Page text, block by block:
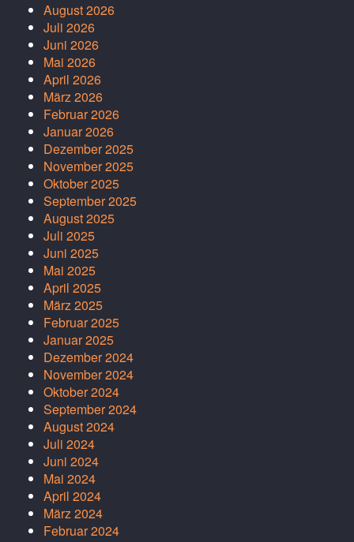
August 2026
Juli 2026
Juni 2026
Mai 2026
April 2026
März 2026
Februar 2026
Januar 2026
Dezember 2025
November 2025
Oktober 2025
September 2025
August 2025
Juli 2025
Juni 2025
Mai 2025
April 2025
März 2025
Februar 2025
Januar 2025
Dezember 2024
November 2024
Oktober 2024
September 2024
August 2024
Juli 2024
Juni 2024
Mai 2024
April 2024
März 2024
Februar 2024